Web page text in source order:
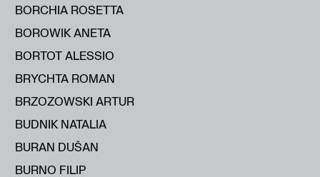
BORCHIA ROSETTA
BOROWIK ANETA
BORTOT ALESSIO
BRYCHTA ROMAN
BRZOZOWSKI ARTUR
BUDNIK NATALIA
BURAN DUŠAN
BURNO FILIP